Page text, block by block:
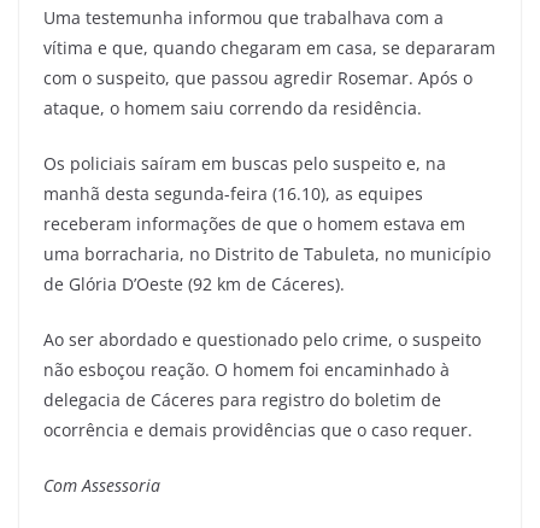
Uma testemunha informou que trabalhava com a
vítima e que, quando chegaram em casa, se depararam
com o suspeito, que passou agredir Rosemar. Após o
ataque, o homem saiu correndo da residência.
Os policiais saíram em buscas pelo suspeito e, na
manhã desta segunda-feira (16.10), as equipes
receberam informações de que o homem estava em
uma borracharia, no Distrito de Tabuleta, no município
de Glória D’Oeste (92 km de Cáceres).
Ao ser abordado e questionado pelo crime, o suspeito
não esboçou reação. O homem foi encaminhado à
delegacia de Cáceres para registro do boletim de
ocorrência e demais providências que o caso requer.
Com Assessoria